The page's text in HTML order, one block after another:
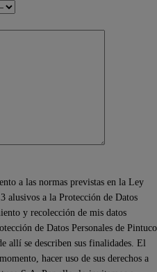
a las normas previstas en la Ley
alusivos a la Protección de Datos
y recolección de mis datos
de Datos Personales de Pintuco
allí se describen sus finalidades. El
hacer uso de sus derechos a